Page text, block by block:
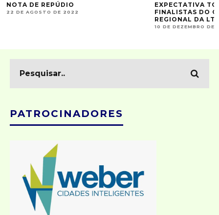
NOTA DE REPÚDIO
22 DE AGOSTO DE 2022
EXPECTATIVA
FINALISTAS DO
REGIONAL DA LTF
10 DE DEZEMBRO DE
PATROCINADORES